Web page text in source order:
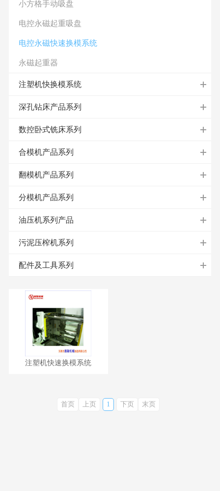
小方格手动吸盘
电控永磁起重吸盘
电控永磁快速换模系统
永磁起重器
注塑机快换模系统
深孔钻床产品系列
数控卧式铣床系列
合模机产品系列
翻模机产品系列
分模机产品系列
油压机系列产品
污泥压榨机系列
配件及工具系列
注塑机快速换模系统
首页 上页 1 下页 末页